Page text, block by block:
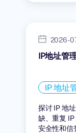
2026-
IP地址管
IP 地址
探讨 IP 地
缺、重复 IP
安全性和信